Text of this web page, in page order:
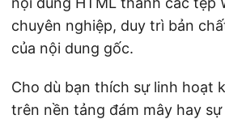
chuyên nghiệp, duy trì bản
của nội dung gốc.
Cho dù bạn thích sự linh hoạt
trên nền tảng đám mây hay